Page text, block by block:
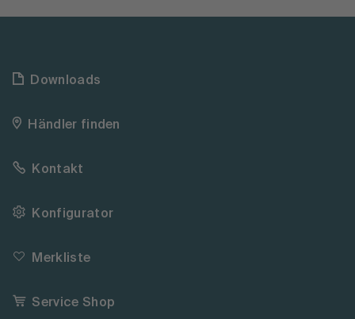
Downloads
Händler finden
Kontakt
Konfigurator
Merkliste
Service Shop